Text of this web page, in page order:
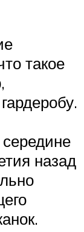
такое
назад